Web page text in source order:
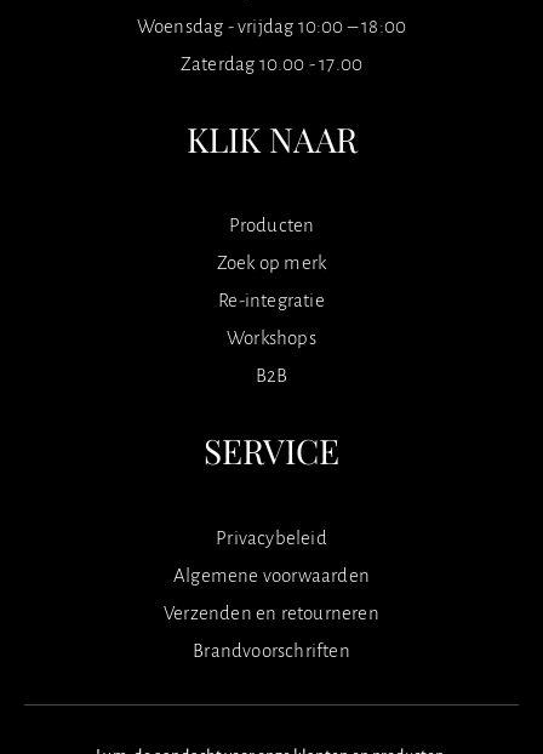
Woensdag - vrijdag 10:00 – 18:00
Zaterdag 10.00 - 17.00
KLIK NAAR
Producten
Zoek op merk
Re-integratie
Workshops
B2B
SERVICE
Privacybeleid
Algemene voorwaarden
Verzenden en retourneren
Brandvoorschriften